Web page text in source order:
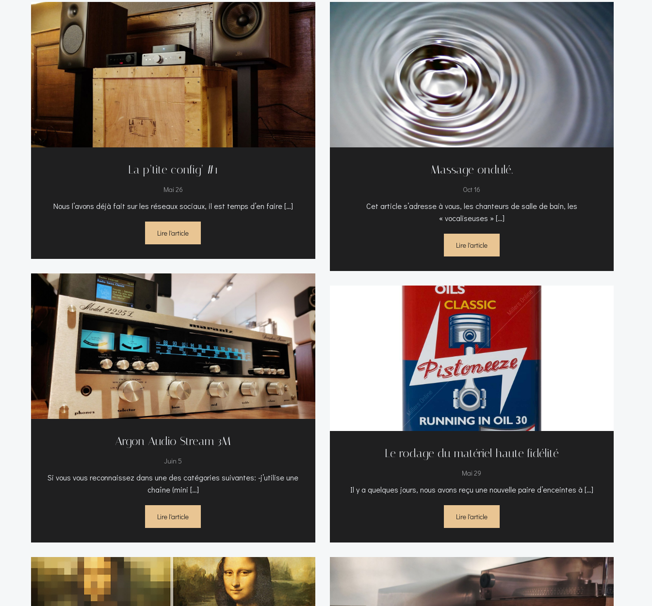
La p’tite config’ #1
Mai 26
Nous l’avons déjà fait sur les réseaux sociaux, il est temps d’en faire […]
Lire l'article
Massage ondulé.
Oct 16
Cet article s’adresse à vous, les chanteurs de salle de bain, les
« vocaliseuses » […]
Lire l'article
Argon Audio Stream 3M
Juin 5
Si vous vous reconnaissez dans une des catégories suivantes: -j’utilise une
chaîne (mini […]
Lire l'article
Le rodage du matériel haute fidélité
Mai 29
Il y a quelques jours, nous avons reçu une nouvelle paire d’enceintes à […]
Lire l'article